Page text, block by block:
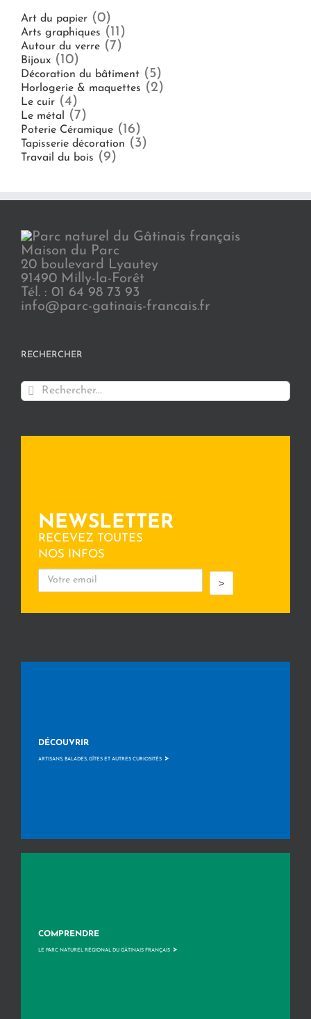
Art du papier (0)
Arts graphiques (11)
Autour du verre (7)
Bijoux (10)
Décoration du bâtiment (5)
Horlogerie & maquettes (2)
Le cuir (4)
Le métal (7)
Poterie Céramique (16)
Tapisserie décoration (3)
Travail du bois (9)
Maison du Parc
20 boulevard Lyautey
91490 Milly-la-Forêt
Tél. : 01 64 98 73 93
info@parc-gatinais-francais.fr
RECHERCHER
Rechercher:
NEWSLETTER
RECEVEZ TOUTES
NOS INFOS
>
DÉCOUVRIR
ARTISANS, BALADES, GÎTES ET AUTRES CURIOSITÉS >
COMPRENDRE
LE PARC NATUREL RÉGIONAL DU GÂTINAIS FRANÇAIS >